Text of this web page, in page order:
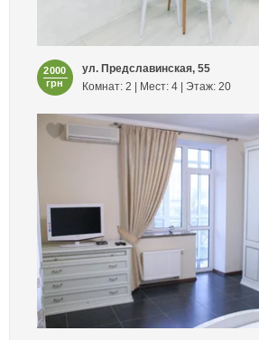
2000
грн
ул. Предславинская, 55
Комнат: 2 | Мест: 4 | Этаж: 20